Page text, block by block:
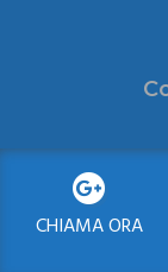
CHIAMA ORA